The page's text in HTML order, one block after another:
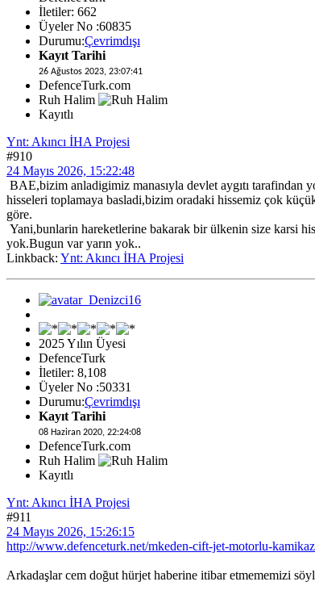
İletiler: 662
Üyeler No :60835
Durumu:Çevrimdışı
Kayıt Tarihi
26 Ağustos 2023, 23:07:41
DefenceTurk.com
Ruh Halim
Kayıtlı
Ynt: Akıncı İHA Projesi
#910
24 Mayıs 2026, 15:22:48
BAE,bizim anladigimiz manasıyla devlet aygıtı tarafindan
hisseleri toplamaya basladi,bizim oradaki hissemiz çok
göre.
Yani,bunlarin hareketlerine bakarak bir ülkenin size karsi
yok.Bugun var yarın yok..
Linkback: Ynt: Akıncı İHA Projesi
2025 Yılın Üyesi
DefenceTurk
İletiler: 8,108
Üyeler No :50331
Durumu:Çevrimdışı
Kayıt Tarihi
08 Haziran 2020, 22:24:08
DefenceTurk.com
Ruh Halim
Kayıtlı
Ynt: Akıncı İHA Projesi
#911
24 Mayıs 2026, 15:26:15
http://www.defenceturk.net/mkeden-cift-jet-motorlu-
Arkadaşlar cem doğut hürjet haberine itibar etmememizi